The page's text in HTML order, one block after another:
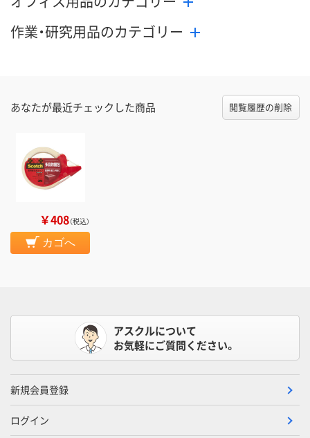
作業・研究用品のカテゴリー
あなたが最近チェックした商品 閲覧履歴の削除
￥408（税込）
カゴへ
アスクルについて
お気軽にご質問ください。
新規会員登録
ログイン